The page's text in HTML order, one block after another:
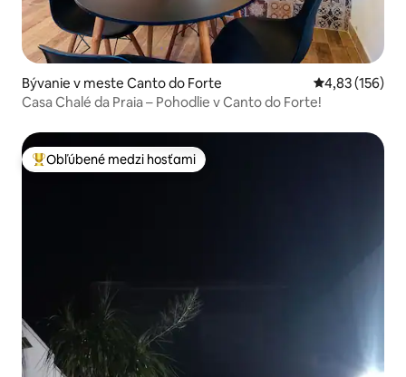
Bývanie v meste Canto do Forte Priemerné
4,83 (156)
Casa Chalé da Praia – Pohodlie v Canto do Forte!
Najobľúbenejšie medzi hosťami
Obľúbené medzi hosťami